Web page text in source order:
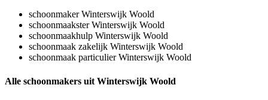
schoonmaker Winterswijk Woold
schoonmaakster Winterswijk Woold
schoonmaakhulp Winterswijk Woold
schoonmaak zakelijk Winterswijk Woold
schoonmaak particulier Winterswijk Woold
Alle schoonmakers uit Winterswijk Woold